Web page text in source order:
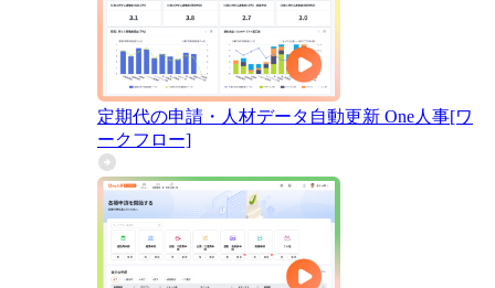
定期代の申請・人材データ自動更新 One人事[ワ
ークフロー]